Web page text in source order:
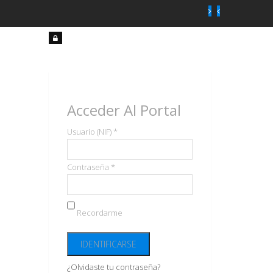
Acceder Al Portal
Usuario (NIF) *
Contraseña *
Recordarme
¿Olvidaste tu contraseña?